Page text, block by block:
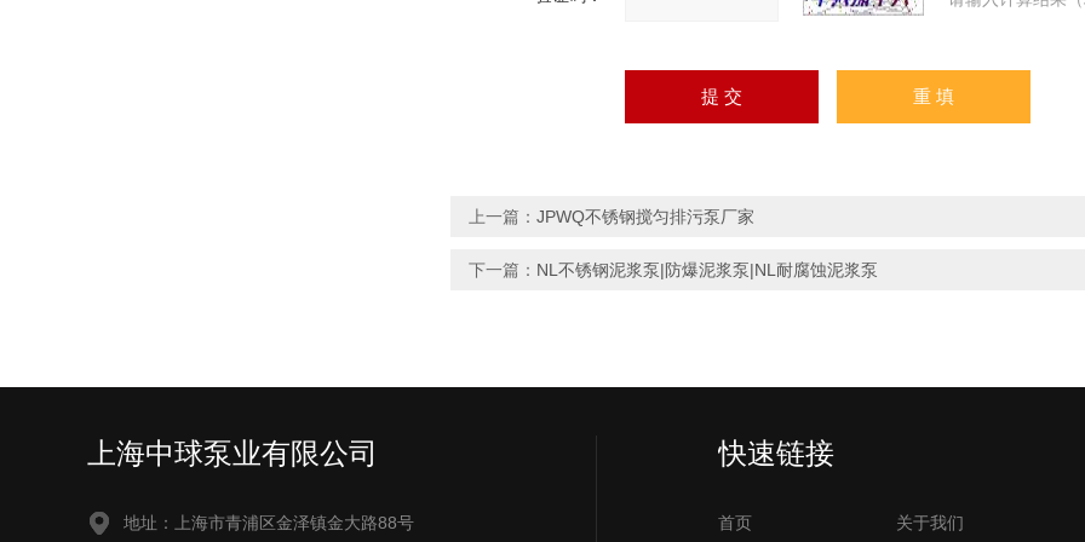
上一篇： JPWQ不锈钢搅匀排污泵厂家
下一篇： NL不锈钢泥浆泵|防爆泥浆泵|NL耐腐蚀泥浆泵
上海中球泵业有限公司
地址：上海市青浦区金泽镇金大路88号
快速链接
首页 关于我们